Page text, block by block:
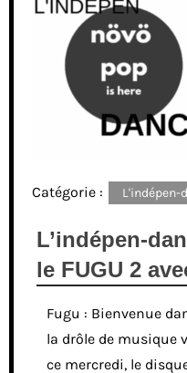
Catégorie : L'indépen-
L’indépen-
le FUGU 2
Fugu : Bienvenue
la drôle de musique
ce mercredi, le